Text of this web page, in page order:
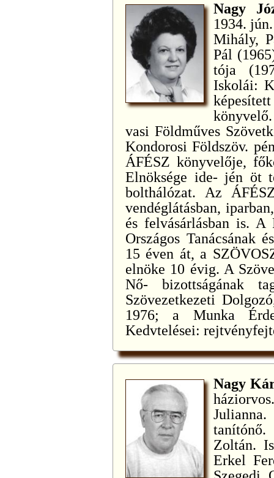
Nagy
1934.
Mihály,
Pál
tója
Iskolái:
vasi Földműves
Kondorosi Földszöv.
ÁFÉSZ könyvelője,
Elnöksége ide- jén öt
bolthálózat. Az
vendéglátásban,
és felvásárlásban is. A
Országos Tanácsának
15 éven át, a
elnöke 10 évig. A
Nő- bizottságának
Szövezetkezeti
1976; a Munka
Kedvtelései:
Nagy
Zoltán.
Erkel